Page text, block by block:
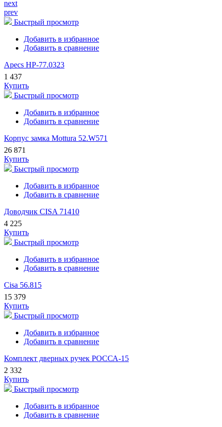
next
prev
Быстрый просмотр
Добавить в избранное
Добавить в сравнение
Apecs HP-77.0323
1 437
Купить
Быстрый просмотр
Добавить в избранное
Добавить в сравнение
Корпус замка Mottura 52.W571
26 871
Купить
Быстрый просмотр
Добавить в избранное
Добавить в сравнение
Доводчик CISA 71410
4 225
Купить
Быстрый просмотр
Добавить в избранное
Добавить в сравнение
Cisa 56.815
15 379
Купить
Быстрый просмотр
Добавить в избранное
Добавить в сравнение
Комплект дверных ручек РОССА-15
2 332
Купить
Быстрый просмотр
Добавить в избранное
Добавить в сравнение